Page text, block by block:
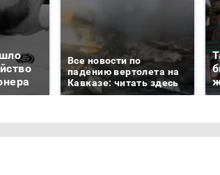
Все новости по
падению вертолета на
Кавказе: читать здесь